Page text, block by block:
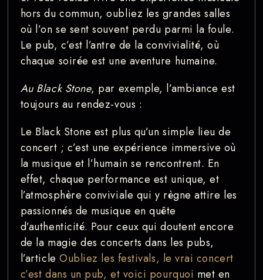
hors du commun, oubliez les grandes salles
où l’on se sent souvent perdu parmi la foule.
Le pub, c’est l’antre de la convivialité, où
chaque soirée est une aventure humaine.
Au Black Stone, par exemple, l’ambiance est
toujours au rendez-vous :
Le Black Stone est plus qu’un simple lieu de
concert ; c’est une expérience immersive où
la musique et l’humain se rencontrent. En
effet, chaque performance est unique, et
l’atmosphère conviviale qui y règne attire les
passionnés de musique en quête
d’authenticité. Pour ceux qui doutent encore
de la magie des concerts dans les pubs,
l’articleOubliez les festivals, le vrai concert
c’est dans un pub, et voici pourquoi met en